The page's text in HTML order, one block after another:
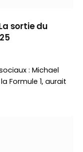
sortie du
: Michael
Formule 1, aurait